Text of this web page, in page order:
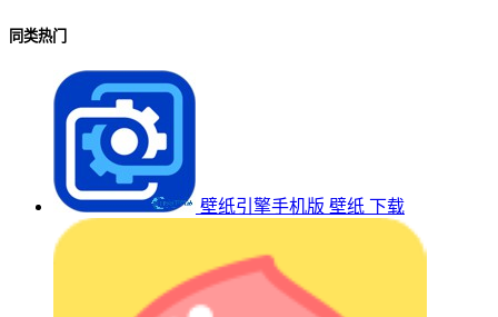
同类热门
壁纸引擎手机版 壁纸 下载